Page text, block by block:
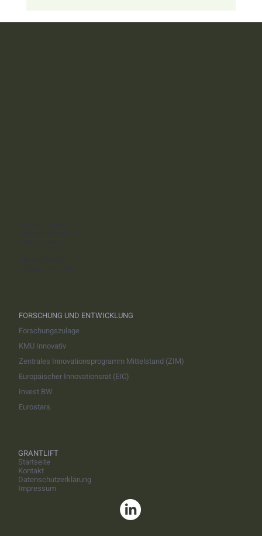
GrantLift x Flammer: Gemeinsam für mehr
FORSCHUNG UND ENTWICKLUNG
Forschungszulage
KMU Innovativ
Zentrales Innovationsprogramm Mittelstand (ZIM)
Europäischer Innovationsrat (EIC)
Invest BW
Eurostars
GRANTLIFT
Startseite
Kontakt
Datenschutzerklärung
Impressum